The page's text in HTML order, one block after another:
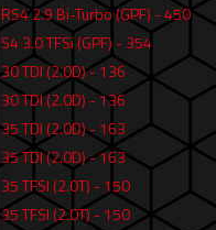
RS4 2.9 Bi-Turbo (GPF) - 450
S4 3.0 TFSi (GPF) - 354
30 TDI (2.0D) - 136
30 TDI (2.0D) - 136
35 TDI (2.0D) - 163
35 TDI (2.0D) - 163
35 TFSI (2.0T) - 150
35 TFSI (2.0T) - 150